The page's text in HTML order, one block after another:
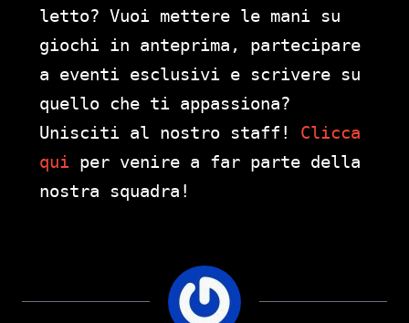
letto? Vuoi mettere le mani su
giochi in anteprima, partecipare
a eventi esclusivi e scrivere su
quello che ti appassiona?
Unisciti al nostro staff! Clicca
qui per venire a far parte della
nostra squadra!